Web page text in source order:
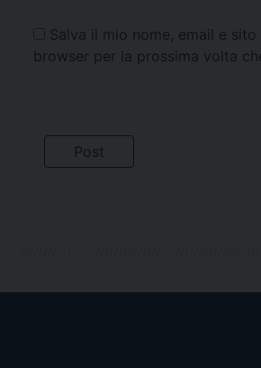
Salva il mio nome, email e
browser per la prossima volta